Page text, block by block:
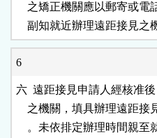
之矯正機關應以郵寄或
副知就近辦理遠距接見之
6
六  遠距接見申請人經核准
之機關，填具辦理遠距
。未依排定辦理時間親